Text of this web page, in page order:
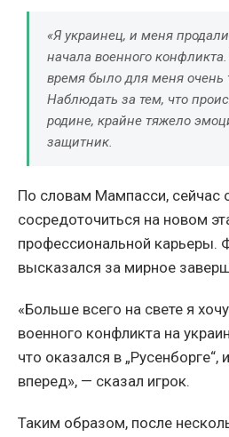
«Я украинец, и меня
начала военного
время было для меня
Наблюдать за тем, что
родине, крайне тяжело
защитник.
По словам Мампасси, сейчас
сосредоточиться на новом
профессиональной карьеры.
высказался за мирное
«Больше всего на свете я
военного конфликта на
что оказался в „Русенборге“,
вперед», — сказал игрок.
Таким образом, после